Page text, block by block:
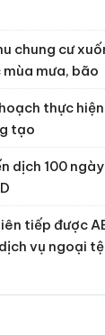
chung cư
mưa, bão
thực
tạo
dịch 100
tiếp được
vụ ngoại